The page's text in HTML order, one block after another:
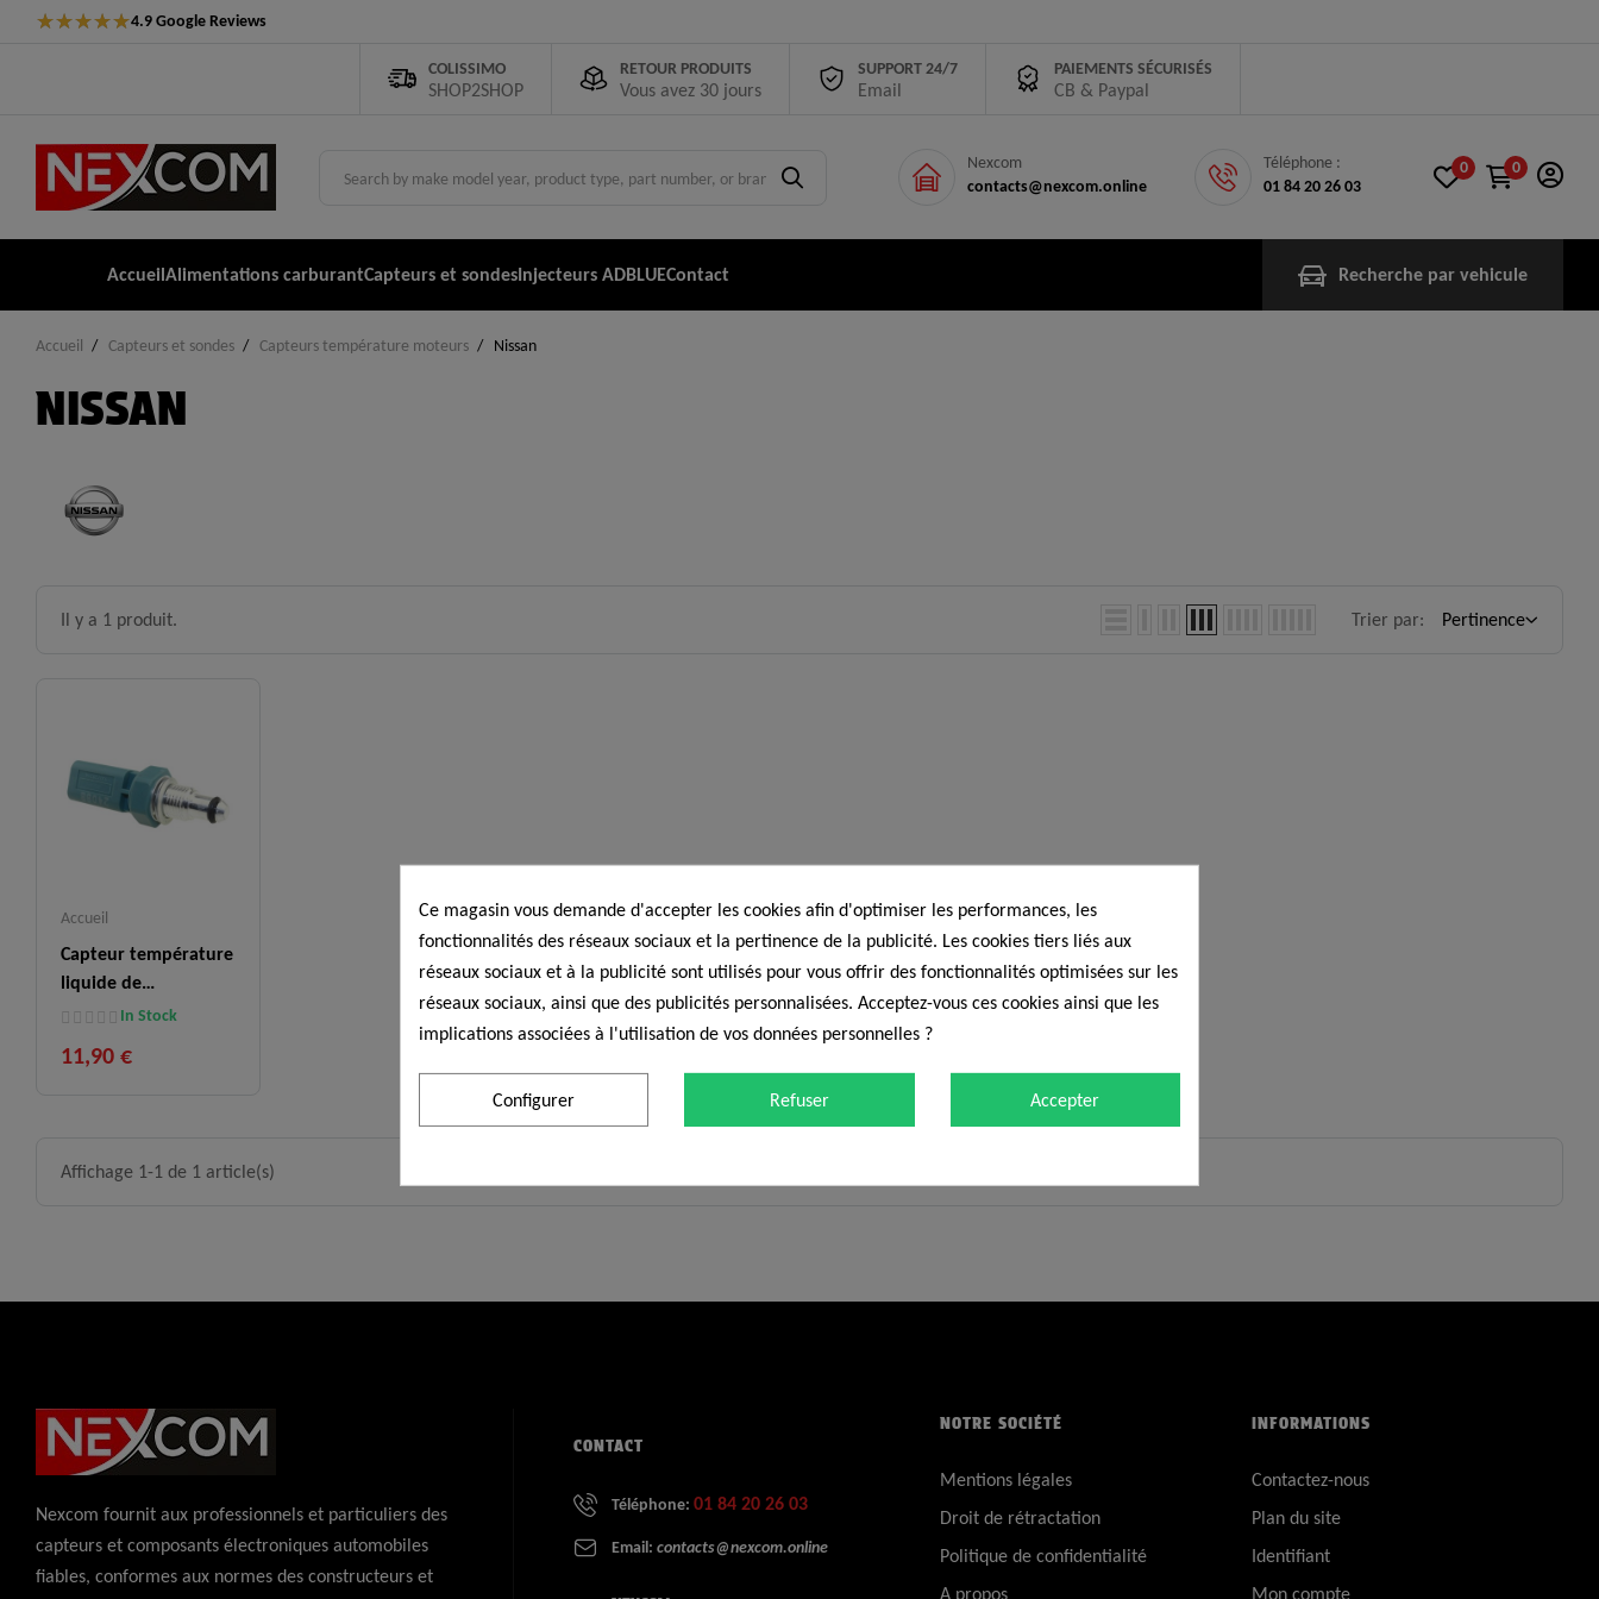
COLISSIMO
SHOP2SHOP
RETOUR PRODUITS
Vous avez 30 jours
SUPPORT 24/7
Email
PAIEMENTS SÉCURISÉS
CB & Paypal
4.9 Google Reviews
★★★★★
Nexcom
contacts@nexcom.online
Téléphone :
01 84 20 26 03
0 0
AccueilAlimentations carburantCapteurs et sondesInjecteurs ADBLUEContact Recherche par vehicule
Accueil Capteurs et sondes Capteurs température moteurs Nissan
NISSAN
Il y a 1 produit. Trier par: Pertinence
Accueil
Capteur température
liquide de
refroidissement,
In Stock
11,90 €
Affichage 1-1 de 1 article(s)
Nexcom fournit aux professionnels et particuliers des
capteurs et composants électroniques automobiles
fiables, conformes aux normes des constructeurs et
CONTACT
Téléphone: 01 84 20 26 03
Email: contacts@nexcom.online
NOTRE SOCIÉTÉ
Mentions légales
Droit de rétractation
Politique de confidentialité
A propos
INFORMATIONS
Contactez-nous
Plan du site
Identifiant
Mon compte
Ce magasin vous demande d'accepter les cookies afin d'optimiser les performances, les
fonctionnalités des réseaux sociaux et la pertinence de la publicité. Les cookies tiers liés aux
réseaux sociaux et à la publicité sont utilisés pour vous offrir des fonctionnalités optimisées sur les
réseaux sociaux, ainsi que des publicités personnalisées. Acceptez-vous ces cookies ainsi que les
implications associées à l'utilisation de vos données personnelles ?
Configurer Refuser Accepter